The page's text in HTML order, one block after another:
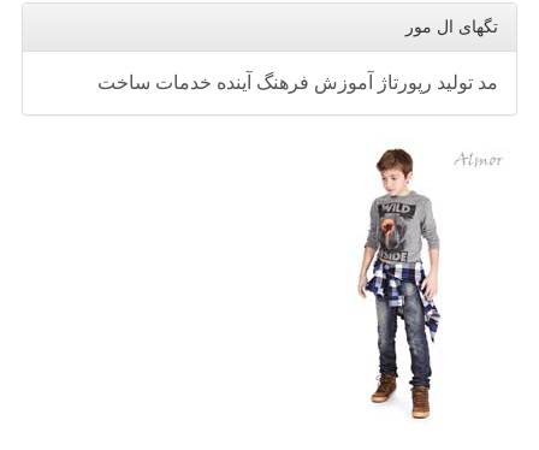
تگهای ال مور
مد تولید رپورتاژ آموزش فرهنگ آینده خدمات ساخت